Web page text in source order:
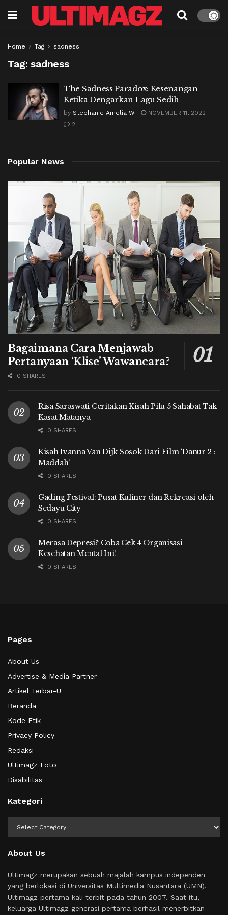
Home Tag sadness
Tag: sadness
The Sadness Paradox: Kesenangan
Ketika Dengarkan Lagu Sedih
by Stephanie Amelia W
NOVEMBER 11, 2022
2
Popular News
Bagaimana Cara Menjawab
Pertanyaan ‘Klise’ Wawancara?
0 SHARES
Risa Saraswati Ceritakan Kisah Pilu 5 Sahabat Tak
Kasat Matanya
0 SHARES
Kisah Ivanna Van Dijk Sosok Dari Film ‘Danur 2 :
Maddah’
0 SHARES
Gading Festival: Pusat Kuliner dan Rekreasi oleh
Sedayu City
0 SHARES
Merasa Depresi? Coba Cek 4 Organisasi
Kesehatan Mental Ini!
0 SHARES
Pages
About Us
Advertise & Media Partner
Artikel Terbar-U
Beranda
Kode Etik
Privacy Policy
Redaksi
Ultimagz Foto
Disabilitas
Kategori
About Us
Ultimagz merupakan sebuah majalah kampus independen
yang berlokasi di Universitas Multimedia Nusantara (UMN).
Ultimagz pertama kali terbit pada tahun 2007. Saat itu,
keluarga Ultimagz generasi pertama berhasil menerbitkan